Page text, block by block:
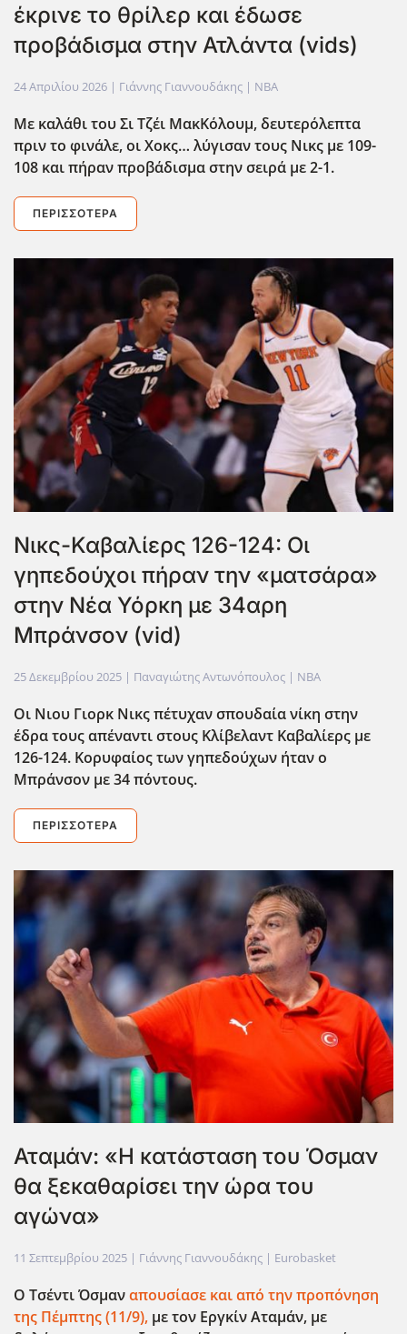
έκρινε το θρίλερ και έδωσε
προβάδισμα στην Ατλάντα (vids)
24 Απριλίου 2026 | Γιάννης Γιαννουδάκης | NBA
Με καλάθι του Σι Τζέι ΜακΚόλουμ, δευτερόλεπτα
πριν το φινάλε, οι Χοκς… λύγισαν τους Νικς με 109-
108 και πήραν προβάδισμα στην σειρά με 2-1.
ΠΕΡΙΣΣΌΤΕΡΑ
Νικς-Καβαλίερς 126-124: Οι
γηπεδούχοι πήραν την «ματσάρα»
στην Νέα Υόρκη με 34αρη
Μπράνσον (vid)
25 Δεκεμβρίου 2025 | Παναγιώτης Αντωνόπουλος | NBA
Οι Νιου Γιορκ Νικς πέτυχαν σπουδαία νίκη στην
έδρα τους απέναντι στους Κλίβελαντ Καβαλίερς με
126-124. Κορυφαίος των γηπεδούχων ήταν ο
Μπράνσον με 34 πόντους.
ΠΕΡΙΣΣΌΤΕΡΑ
Αταμάν: «Η κατάσταση του Όσμαν
θα ξεκαθαρίσει την ώρα του
αγώνα»
11 Σεπτεμβρίου 2025 | Γιάννης Γιαννουδάκης | Eurobasket
Ο Τσέντι Όσμαναπουσίασε και από την προπόνηση
της Πέμπτης (11/9), με τον Εργκίν Αταμάν, με